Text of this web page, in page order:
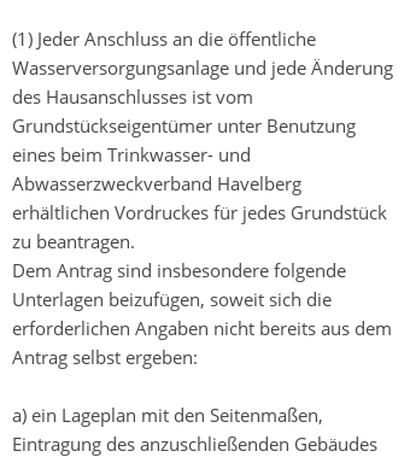
(1) Jeder Anschluss an die öffentliche
Wasserversorgungsanlage und jede Änderung
des Hausanschlusses ist vom
Grundstückseigentümer unter Benutzung
eines beim Trinkwasser- und
Abwasserzweckverband Havelberg
erhältlichen Vordruckes für jedes Grundstück
zu beantragen.
Dem Antrag sind insbesondere folgende
Unterlagen beizufügen, soweit sich die
erforderlichen Angaben nicht bereits aus dem
Antrag selbst ergeben:
a) ein Lageplan mit den Seitenmaßen,
Eintragung des anzuschließenden Gebäudes